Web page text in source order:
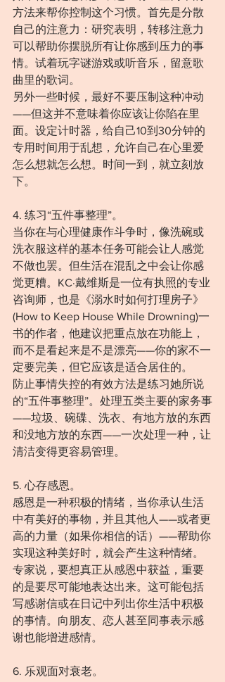
方法来帮你控制这个习惯。首先是分散
自己的注意力：研究表明，转移注意力
可以帮助你摆脱所有让你感到压力的事
情。试着玩字谜游戏或听音乐，留意歌
曲里的歌词。
另外一些时候，最好不要压制这种冲动
——但这并不意味着你应该让你陷在里
面。设定计时器，给自己10到30分钟的
专用时间用于乱想，允许自己在心里爱
怎么想就怎么想。时间一到，就立刻放
下。
4. 练习“五件事整理”。
当你在与心理健康作斗争时，像洗碗或
洗衣服这样的基本任务可能会让人感觉
不做也罢。但生活在混乱之中会让你感
觉更糟。KC·戴维斯是一位有执照的专业
咨询师，也是《溺水时如何打理房子》
(How to Keep House While Drowning)一
书的作者，他建议把重点放在功能上，
而不是看起来是不是漂亮——你的家不一
定要完美，但它应该是适合居住的。
防止事情失控的有效方法是练习她所说
的“五件事整理”。处理五类主要的家务事
——垃圾、碗碟、洗衣、有地方放的东西
和没地方放的东西——一次处理一种，让
清洁变得更容易管理。
5. 心存感恩。
感恩是一种积极的情绪，当你承认生活
中有美好的事物，并且其他人——或者更
高的力量（如果你相信的话）——帮助你
实现这种美好时，就会产生这种情绪。
专家说，要想真正从感恩中获益，重要
的是要尽可能地表达出来。这可能包括
写感谢信或在日记中列出你生活中积极
的事情。向朋友、恋人甚至同事表示感
谢也能增进感情。
6. 乐观面对衰老。